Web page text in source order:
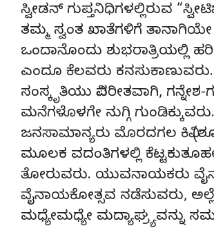
ಸ್ವೀಡನ್ ಗುಪ್ತನಿಧಿಗಳಲ್ಲಿರುವ
ತಮ್ಮ ಸ್ವಂತ ಖಾತೆಗಳಿಗೆ ತಾನಾಗಿಯೇ
ಒಂದಾನೊಂದು ಶುಭರಾತ್ರಿಯಲ್ಲಿ
ಎಂದೂ ಕೆಲವರು
ಸಂಸ್ಕೃತಿಯು ವಿಪರೀತವಾಗಿ,
ಮನೆಗಳೊಳಗೇ ನುಗ್ಗಿ ಗುಂಡಿಕ್ಕುವರು.
ಜನಸಾಮಾನ್ಯರು ಮೊರದಗಲ ಕಿವಿ
ಮೂಲಕ ವದಂತಿಗಳಲ್ಲಿ
ತೋರುವರು. ಯುವನಾಯಕರು
ವೈನಾಯಕೋತ್ಸವ ನಡೆಸುವರು,
ಮಧ್ಯೇಮಧ್ಯೇ ಮದ್ಯಾಘ್ರ್ಯವನ್ನು